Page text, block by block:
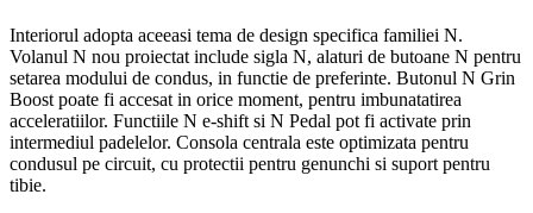
Interiorul adopta aceeasi tema de design specifica familiei N.
Volanul N nou proiectat include sigla N, alaturi de butoane N pentru
setarea modului de condus, in functie de preferinte. Butonul N Grin
Boost poate fi accesat in orice moment, pentru imbunatatirea
acceleratiilor. Functiile N e-shift si N Pedal pot fi activate prin
intermediul padelelor. Consola centrala este optimizata pentru
condusul pe circuit, cu protectii pentru genunchi si suport pentru
tibie.